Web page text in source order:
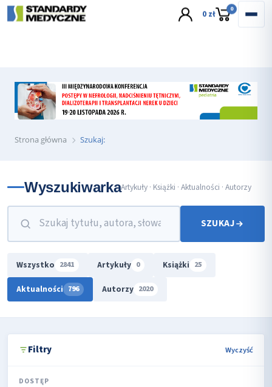
wyślij e-mail
Strona główna Szukaj:
WyszukiwarkaArtykuły · Książki · Aktualności · Autorzy
SZUKAJ
Wszystko 2841 Artykuły 0 Książki 25
Aktualności 796 Autorzy 2020
Filtry Wyczyść
DOSTĘP